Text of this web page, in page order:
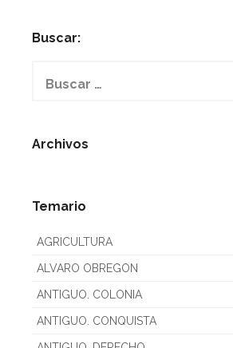
Buscar:
Archivos
Temario
AGRICULTURA
ALVARO OBREGON
ANTIGUO. COLONIA
ANTIGUO. CONQUISTA